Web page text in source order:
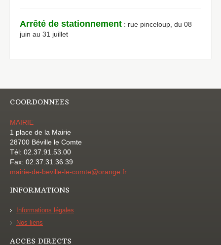
Arrêté de stationnement : rue pinceloup, du 08
juin au 31 juillet
COORDONNEES
MAIRIE
1 place de la Mairie
28700 Béville le Comte
Tél: 02.37.91.53.00
Fax: 02.37.31.36.39
mairie-de-beville-le-comte@orange.fr
INFORMATIONS
Informations légales
Nos liens
ACCES DIRECTS